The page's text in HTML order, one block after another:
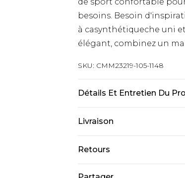
besoins. Besoin
à casynthétiqueche uni
élégant, combinez un
SKU: CMM23219-105-1148
Détails Et Entretien Du
Livraison
Livraison standard France
Retours